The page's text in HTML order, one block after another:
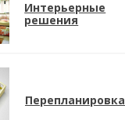
Интерьерные
решения
Перепланировка